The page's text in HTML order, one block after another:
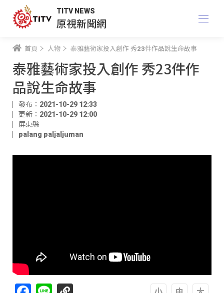
TITV NEWS
原視新聞網
首頁 人物 泰雅藝術家投入創作 秀23件作品說生命故事
泰雅藝術家投入創作 秀23件作
品說生命故事
發布：2021-10-29 12:33
更新：2021-10-29 12:00
屏東縣
palang paljaljuman
Facebook
Line